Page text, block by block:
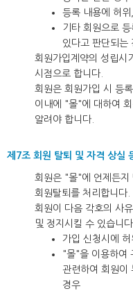
등록 내용에 허
기타 회원으로
있다고 판단되는
회원가입계약의 성립시
시점으로 합니다.
회원은 회원가입 시 등
이내에 "몰"에 대하여
알려야 합니다.
제7조 회원 탈퇴 및 자격 상실
회원은 "몰"에 언제든지
회원탈퇴를 처리합니다.
회원이 다음 각호의 사
및 정지시킬 수 있습니다.
가입 신청시에
"몰"을 이용하여
관련하여 회원이
경우